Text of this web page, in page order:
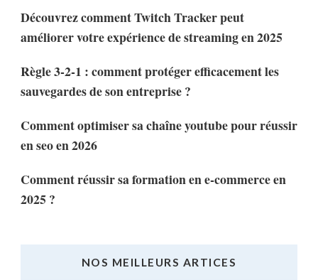
Découvrez comment Twitch Tracker peut
améliorer votre expérience de streaming en 2025
Règle 3-2-1 : comment protéger efficacement les
sauvegardes de son entreprise ?
Comment optimiser sa chaîne youtube pour réussir
en seo en 2026
Comment réussir sa formation en e-commerce en
2025 ?
NOS MEILLEURS ARTICES